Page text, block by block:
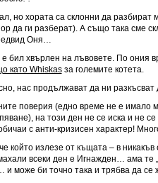
но хората са склонни да
да ги разберат). А също така сме
Оня…
бил хвърлен на лъвовете. По ония
като Whiskasза големите котета.
нас продължават да ни
поверия (едно време не е имало
на този ден не се иска и не
с анти-кризисен характер!
който излезе от къщата – в
всеки ден е Игнажден… ама те
и може би точно така и трябва да